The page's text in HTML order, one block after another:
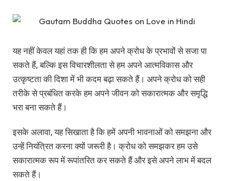
यह नहीं केवल यहां तक ही कि हम अपने क्रोध के प्रभावों से सजा पा
सकते हैं, बल्कि इस विचारशीलता से हम अपने आत्मविकास और
उत्कृष्टता की दिशा में भी कदम बढ़ा सकते हैं। अपने क्रोध को सही
तरीके से प्रबंधित करके हम अपने जीवन को सकारात्मक और समृद्धि
भरा बना सकते हैं।
इसके अलावा, यह सिखाता है कि हमें अपनी भावनाओं को समझना और
उन्हें नियंत्रित करना क्यों जरूरी है। क्रोध को समझकर हम उसे
सकारात्मक रूप में रूपांतरित कर सकते हैं और इसे अपने लाभ में बदल
सकते हैं।